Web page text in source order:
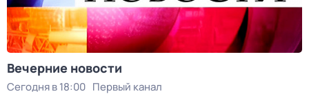
Вечерние новости
Сегодня в 18:00 Первый канал